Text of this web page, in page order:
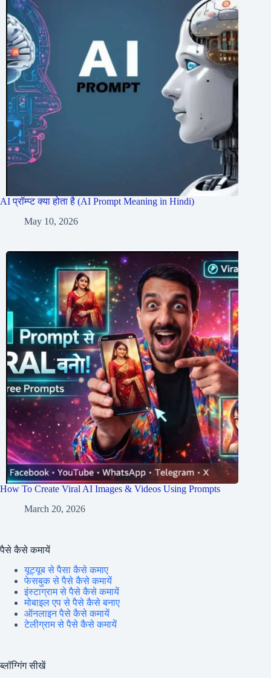
AI प्रॉम्प्ट क्या होता है (AI Prompt Meaning in Hindi)
May 10, 2026
How To Create Viral AI Images & Videos Using Prompts
March 20, 2026
पैसे कैसे कमायें
यूट्यूब से पैसा कैसे कमाए
फेसबुक से पैसे कैसे कमायें
इंस्टाग्राम से पैसे कैसे कमायें
मोबाइल एप से पैसे कैसे बनाए
ऑनलाइन पैसे कैसे कमायें
टेलीग्राम से पैसे कैसे कमायें
ब्लॉग्गिंग सीखें